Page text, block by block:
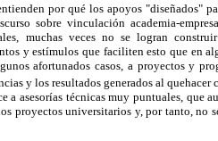
por qué los apoyos "diseñados"
sobre vinculación academia-
muchas veces no se logran
y estímulos que faciliten esto que en
afortunados casos, a proyectos y
y los resultados generados al quehacer
a asesorías técnicas muy puntuales, que
proyectos universitarios y, por tanto, no